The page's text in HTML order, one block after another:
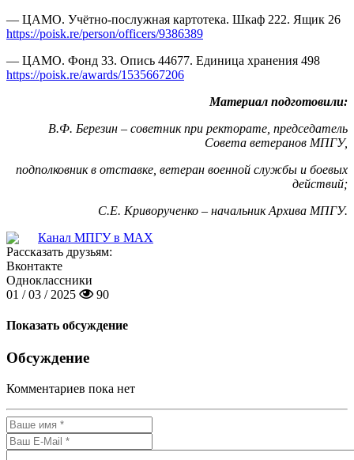
— ЦАМО. Учётно-послужная картотека. Шкаф 222. Ящик 26
https://poisk.re/person/officers/9386389
— ЦАМО. Фонд 33. Опись 44677. Единица хранения 498
https://poisk.re/awards/1535667206
Материал подготовили:
В.Ф. Березин – советник при ректорате, председатель
Совета ветеранов МПГУ,
подполковник в отставке, ветеран военной службы и боевых
действий;
С.Е. Криворученко – начальник Архива МПГУ.
Канал МПГУ в MAX
Рассказать друзьям:
Вконтакте
Одноклассники
01 / 03 / 2025
90
Показать обсуждение
Обсуждение
Комментариев пока нет